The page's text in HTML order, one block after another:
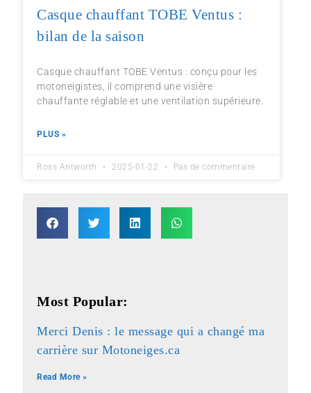
Casque chauffant TOBE Ventus :
bilan de la saison
Casque chauffant TOBE Ventus : conçu pour les
motoneigistes, il comprend une visière
chauffante réglable et une ventilation supérieure.
PLUS »
Ross Antworth 2025-01-22 Pas de commentaire
Most Popular:
Merci Denis : le message qui a changé ma
carrière sur Motoneiges.ca
Read More »